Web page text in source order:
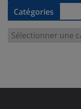
Catégories